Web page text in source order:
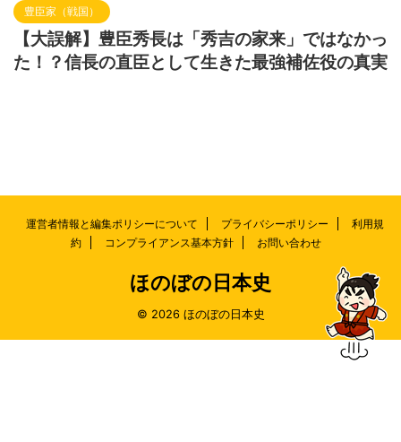
豊臣家（戦国）
【大誤解】豊臣秀長は「秀吉の家来」ではなかっ
た！？信長の直臣として生きた最強補佐役の真実
運営者情報と編集ポリシーについて プライバシーポリシー
利用規
約
コンプライアンス基本方針 お問い合わせ
ほのぼの日本史
© 2026 ほのぼの日本史